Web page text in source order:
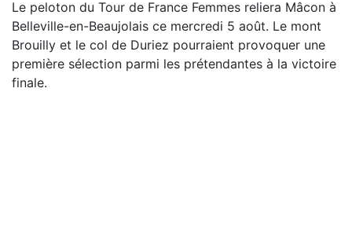
Le peloton du Tour de France Femmes reliera Mâcon à
Belleville-en-Beaujolais ce mercredi 5 août. Le mont
Brouilly et le col de Duriez pourraient provoquer une
première sélection parmi les prétendantes à la victoire
finale.